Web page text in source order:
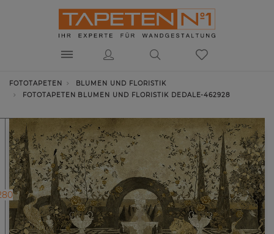
FOTOTAPETEN
BLUMEN UND FLORISTIK
FOTOTAPETEN BLUMEN UND FLORISTIK DEDALE-462928